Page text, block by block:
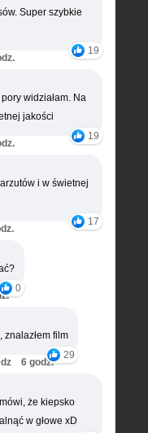
Super szybkie
19
widziałam. Na
jakości
19
i w świetnej
17
0
znalazłem film
29
6 godz.
że kiepsko
w głowe xD